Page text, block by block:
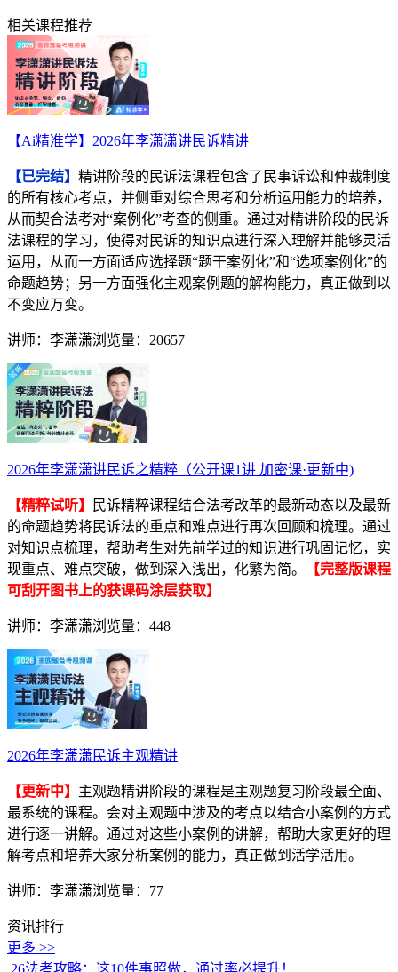
相关课程推荐
【Ai精准学】2026年李潇潇讲民诉精讲
【已完结】 精讲阶段的民诉法课程包含了民事诉讼和仲裁制度
的所有核心考点，并侧重对综合思考和分析运用能力的培养，
从而契合法考对“案例化”考查的侧重。通过对精讲阶段的民诉
法课程的学习，使得对民诉的知识点进行深入理解并能够灵活
运用，从而一方面适应选择题“题干案例化”和“选项案例化”的
命题趋势；另一方面强化主观案例题的解构能力，真正做到以
不变应万变。
讲师：李潇潇浏览量：20657
2026年李潇潇讲民诉之精粹（公开课1讲 加密课·更新中)
【精粹试听】
民诉精粹课程结合法考改革的最新动态以及最新
的命题趋势将民诉法的重点和难点进行再次回顾和梳理。通过
对知识点梳理，帮助考生对先前学过的知识进行巩固记忆，实
现重点、难点突破，做到深入浅出，化繁为简。
【完整版课程
可刮开图书上的获课码涂层获取】
讲师：李潇潇浏览量：448
2026年李潇潇民诉主观精讲
【更新中】 主观题精讲阶段的课程是主观题复习阶段最全面、
最系统的课程。会对主观题中涉及的考点以结合小案例的方式
进行逐一讲解。通过对这些小案例的讲解，帮助大家更好的理
解考点和培养大家分析案例的能力，真正做到活学活用。
讲师：李潇潇浏览量：77
资讯排行
更多 >>
.26法考攻略：这10件事照做，通过率必提升！